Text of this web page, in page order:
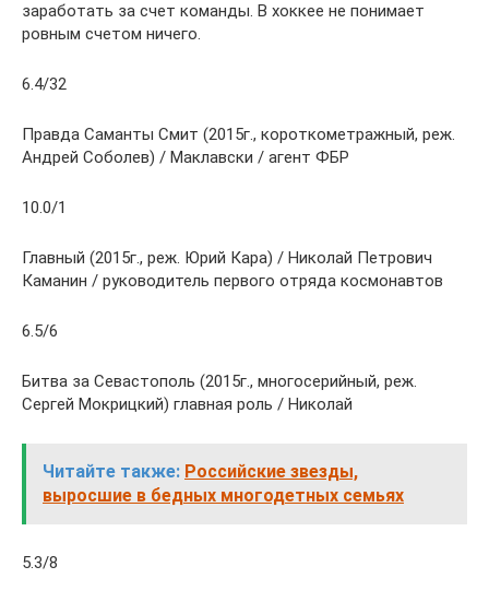
заработать за счет команды. В хоккее не понимает
ровным счетом ничего.
6.4/32
Правда Саманты Смит (2015г., короткометражный, реж.
Андрей Соболев) / Маклавски / агент ФБР
10.0/1
Главный (2015г., реж. Юрий Кара) / Николай Петрович
Каманин / руководитель первого отряда космонавтов
6.5/6
Битва за Севастополь (2015г., многосерийный, реж.
Сергей Мокрицкий) главная роль / Николай
Читайте также: Российские звезды,
выросшие в бедных многодетных семьях
5.3/8